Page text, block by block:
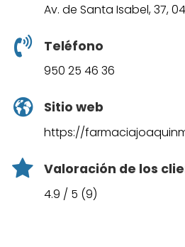
Av. de Santa Isabel, 37,
Teléfono
950 25 46 36
Sitio web
https://
Valoración de los
4.9 / 5 (9)